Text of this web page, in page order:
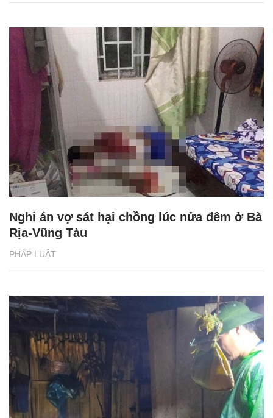
PHÁP LUẬT
Nghi án vợ sát hại chồng lúc nửa đêm ở Bà
Rịa-Vũng Tàu